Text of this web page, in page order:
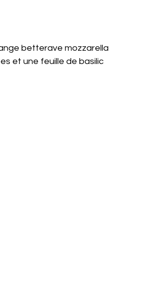
betterave mozzarella
et une feuille de basilic